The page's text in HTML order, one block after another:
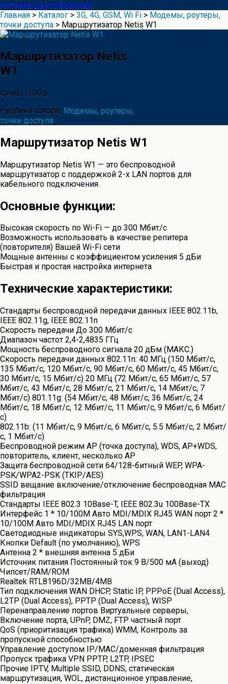
Антенна Центр Воронеж
Главная > Каталог > 3G, 4G, GSM, Wi Fi > Модемы, роутеры,
точки доступа > Маршрутизатор Netis W1
Маршрутизатор Netis
W1
Цена: 1100 р
Рубрика товара: Модемы, роутеры,
точки доступа
Маршрутизатор Netis W1
Маршрутизатор Netis W1 — это беспроводной
маршрутизатор с поддержкой 2-х LAN портов для
кабельного подключения.
Основные функции:
Высокая скорость по Wi-Fi — до 300 Мбит/c
Возможность использовать в качестве репитера
(повторителя) Вашей Wi-Fi сети
Мощные антенны с коэффициентом усиления 5 дБи
Быстрая и простая настройка интернета
Технические характеристики:
Стандарты беспроводной передачи данных IEEE 802.11b,
IEEE 802.11g, IEEE 802.11n
Скорость передачи До 300 Мбит/с
Диапазон частот 2,4-2,4835 ГГц
Мощность беспроводного сигнала 20 дБм (МАКС.)
Скорость передачи данных 802.11n: 40 МГц (150 Мбит/с,
135 Мбит/с, 120 Мбит/с, 90 Мбит/с, 60 Мбит/с, 45 Мбит/с,
30 Мбит/с, 15 Мбит/с) 20 МГц (72 Мбит/с, 65 Мбит/с, 57
Мбит/с, 43 Мбит/с, 28 Мбит/с, 21 Мбит/с, 14 Мбит/с, 7
Мбит/с) 801.11g: (54 Мбит/с, 48 Мбит/с, 36 Мбит/с, 24
Мбит/с, 18 Мбит/с, 12 Мбит/с, 11 Мбит/с, 9 Мбит/с, 6 Мбит/
с)
802.11b: (11 Мбит/с, 9 Мбит/с, 6 Мбит/с, 5.5 Мбит/с, 2 Мбит/
с, 1 Мбит/с)
Беспроводной режим AP (точка доступа), WDS, AP+WDS,
повторитель, клиент, несколько AP
Защита беспроводной сети 64/128-битный WEP, WPA-
PSK/WPA2-PSK (TKIP/AES)
SSID вещание включение/отключение беспроводная MAC
фильтрация
Стандарты IEEE 802.3 10Base-T, IEEE 802.3u 100Base-TX
Интерфейс 1 * 10/100M Авто MDI/MDIX RJ45 WAN порт 2 *
10/100M Авто MDI/MDIX RJ45 LAN порт
Светодиодные индикаторы SYS,WPS, WAN, LAN1-LAN4
Кнопки Default (по умолчанию), WPS
Антенна 2 * внешняя антенна 5 дБи
Источник питания Постоянный ток 9 В/500 мА (выход)
Чипсет/RAM/ROM
Realtek RTL8196D/32MB/4MB
Тип подключения WAN DHCP, Static IP, PPPoE (Dual Access),
L2TP (Dual Access), PPTP (Dual Access), WISP
Перенаправление портов Виртуальные серверы,
Включение порта, UPnP, DMZ, FTP частный порт
QoS (приоритизация трафика) WMM, Контроль за
пропускной способностью
Управление доступом IP/MAC/доменная фильтрация
Пропуск трафика VPN PPTP, L2TP, IPSEC
Прочие IPTV, Multiple SSID, DDNS, статическая
маршрутизация, WOL, дистанционное управление,